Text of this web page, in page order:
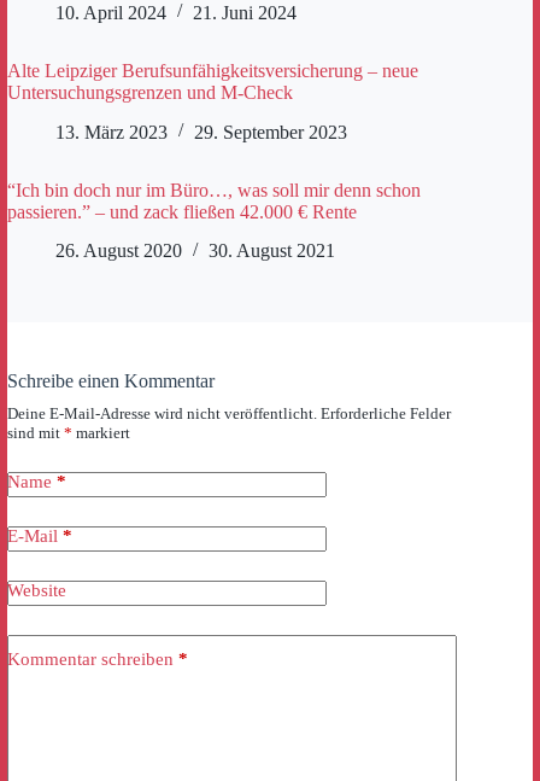
10. April 2024
21. Juni 2024
Alte Leipziger Berufsunfähigkeitsversicherung – neue
Untersuchungsgrenzen und M-Check
13. März 2023
29. September 2023
“Ich bin doch nur im Büro…, was soll mir denn schon
passieren.” – und zack fließen 42.000 € Rente
26. August 2020
30. August 2021
Schreibe einen Kommentar
Deine E-Mail-Adresse wird nicht veröffentlicht. Erforderliche Felder
sind mit * markiert
Name *
E-Mail *
Website
Kommentar schreiben *